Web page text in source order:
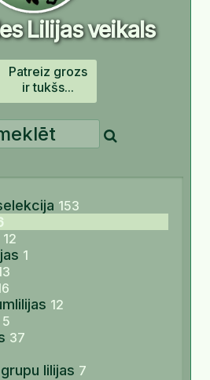
Lilijas veikals
Patreiz grozs
ir tukšs...
153
12
1
12
5
37
lilijas 7